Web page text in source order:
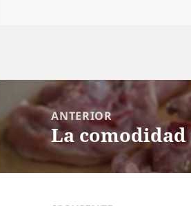
Navegación
de
entradas
ANTERIOR
Entrada
anterior:
La